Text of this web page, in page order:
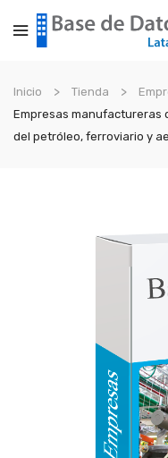
Inicio Tienda
Empresas manufactureras
del petróleo, ferroviario y